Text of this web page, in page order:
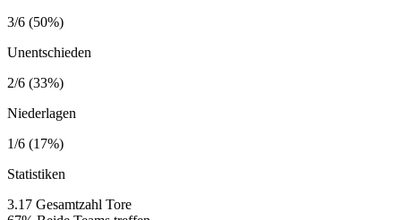
3/6 (50%)
Unentschieden
2/6 (33%)
Niederlagen
1/6 (17%)
Statistiken
3.17 Gesamtzahl Tore